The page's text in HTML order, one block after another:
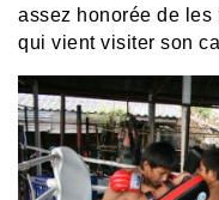
assez honorée de les
qui vient visiter son